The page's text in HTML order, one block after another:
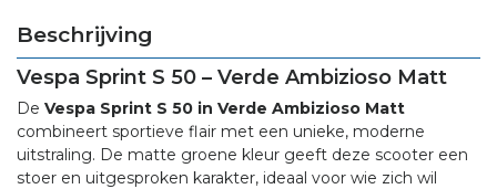
Beschrijving
Vespa Sprint S 50 – Verde Ambizioso Matt
De Vespa Sprint S 50 in Verde Ambizioso Matt
combineert sportieve flair met een unieke, moderne
uitstraling. De matte groene kleur geeft deze scooter een
stoer en uitgesproken karakter, ideaal voor wie zich wil